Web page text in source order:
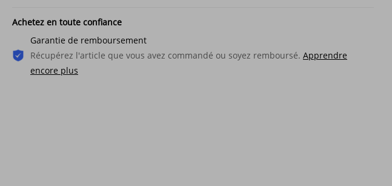
Portefeuille court pour
homme, fermeture éclair
horizontale, pince à billets,
mode décontractée, grande
13,19€
pour hommes, avec fermeture
éclair, en cuir de vache,
Long nouveau
multi-cartes fermeture
Achetez en toute confiance
Garantie de remboursement
Récupérez l'article que vous avez commandé ou soyez remboursé. Apprendre
encore plus